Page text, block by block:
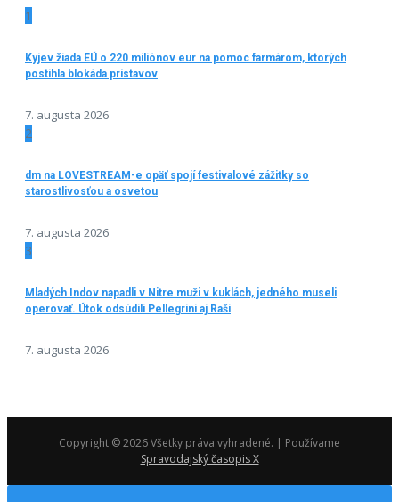
1
Kyjev žiada EÚ o 220 miliónov eur na pomoc farmárom, ktorých
postihla blokáda prístavov
7. augusta 2026
2
dm na LOVESTREAM-e opäť spojí festivalové zážitky so
starostlivosťou a osvetou
7. augusta 2026
3
Mladých Indov napadli v Nitre muži v kuklách, jedného museli
operovať. Útok odsúdili Pellegrini aj Raši
7. augusta 2026
Copyright © 2026 Všetky práva vyhradené. | Používame
Spravodajský časopis X